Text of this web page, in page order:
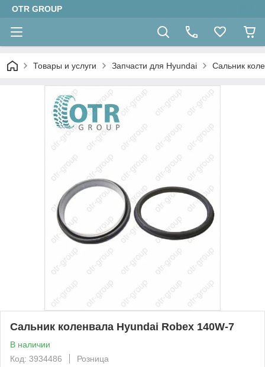
OTR GROUP
Товары и услуги Запчасти для Hyundai Сальник
Сальник коленвала Hyundai Robex 140W-7
В наличии
Код: 3934486
Розница